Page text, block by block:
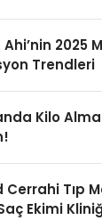
2025
Trendleri
Kilo
Cerrahi Tıp
Ekimi